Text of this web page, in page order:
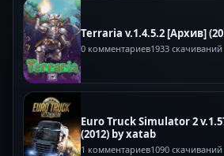
Terraria v.1.4.5.2 [Архив]
0 комментариев1933 скачиваний
Euro Truck Simulator 2
(2012) by xatab
1 комментариев1090 скачиваний